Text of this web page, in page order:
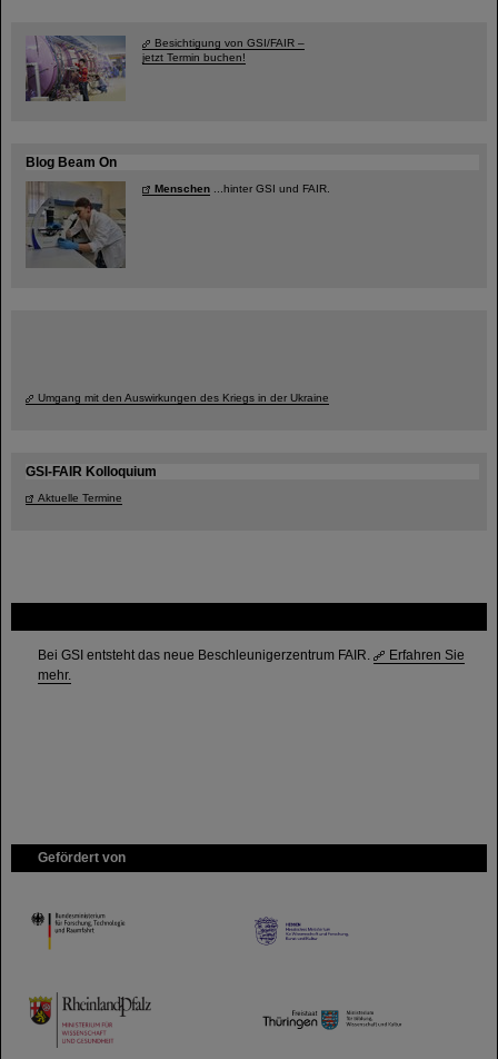
Bei GSI entsteht das neue Beschleunigerzentrum FAIR.
Erfahren Sie
mehr.
Gefördert von
HMWK
TMWWDG
Besichtigung von GSI/FAIR –
jetzt Termin buchen!
Blog Beam On
Menschen ...hinter GSI und FAIR.
Umgang mit den Auswirkungen des Kriegs in der Ukraine
GSI-FAIR Kolloquium
Aktuelle Termine